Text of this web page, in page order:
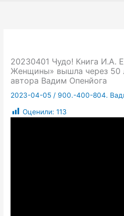
20230401 Чудо! Книга И.А.
Женщины» вышла через 50
автора Вадим Опенйога
2023-04-05 / 900.-400-804.
Оценили: 113